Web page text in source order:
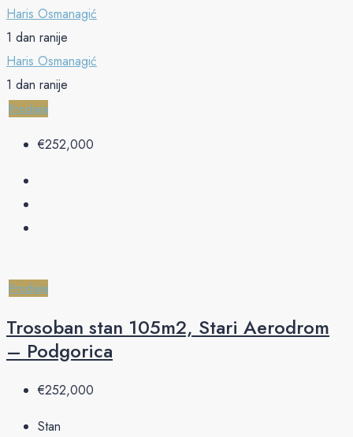
Haris Osmanagić
1 dan ranije
Haris Osmanagić
1 dan ranije
Prodaja
€‎252,000
Prodaja
Trosoban stan 105m2, Stari Aerodrom
– Podgorica
€‎252,000
Stan